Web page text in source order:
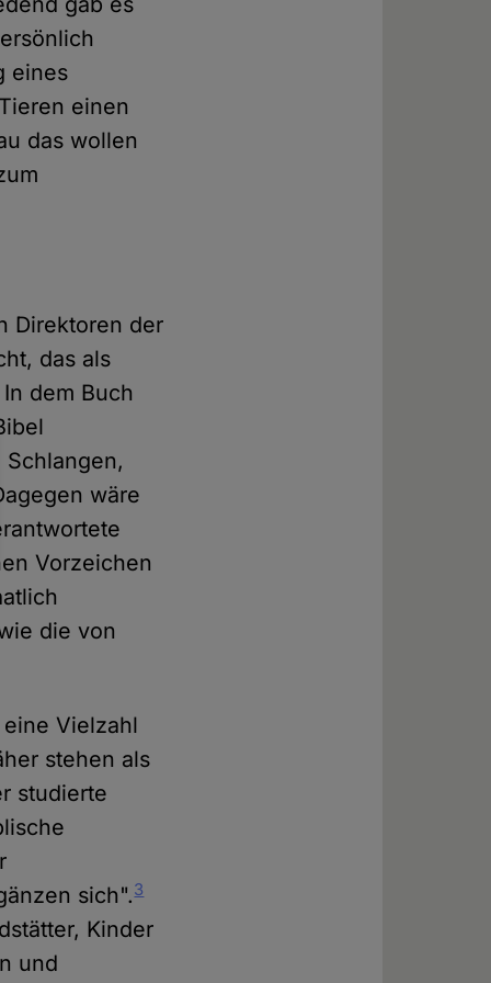
eines
einen
das wollen
Direktoren der
das als
dem Buch
wäre
Vorzeichen
die von
Vielzahl
stehen als
studierte
sich".3
Kinder
und